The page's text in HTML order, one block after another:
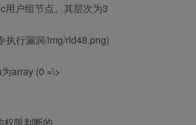
用户组节点。其层次为3
执行漏洞/img/rId48.png)
array (0 =\>